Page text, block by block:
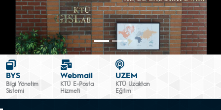
BYS
Bilgi Yönetim
Sistemi
Webmail
KTÜ E-Posta
Hizmeti
UZEM
KTÜ Uzaktan
Eğitim